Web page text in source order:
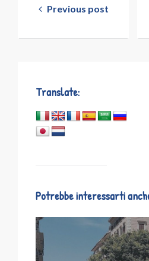
articoliPrevious post
Translate:
Potrebbe interessarti